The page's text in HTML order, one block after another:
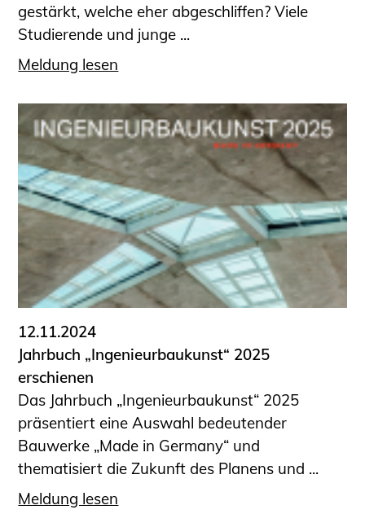
gestärkt, welche eher abgeschliffen? Viele
Studierende und junge ...
Meldung lesen
12.11.2024
Jahrbuch „Ingenieurbaukunst“ 2025
erschienen
Das Jahrbuch „Ingenieurbaukunst“ 2025
präsentiert eine Auswahl bedeutender
Bauwerke „Made in Germany“ und
thematisiert die Zukunft des Planens und ...
Meldung lesen